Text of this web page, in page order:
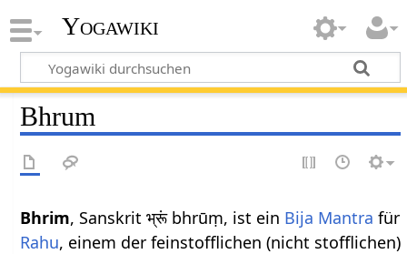
Yogawiki
Bhrum
Bhrim, Sanskrit भ्रूं bhrūṃ, ist ein Bija Mantra für
Rahu, einem der feinstofflichen (nicht stofflichen)